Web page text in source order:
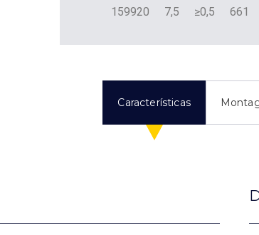
159920 7,5 ≥0,5 661
Características